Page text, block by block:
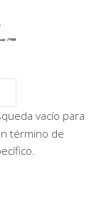
vacío para
término de